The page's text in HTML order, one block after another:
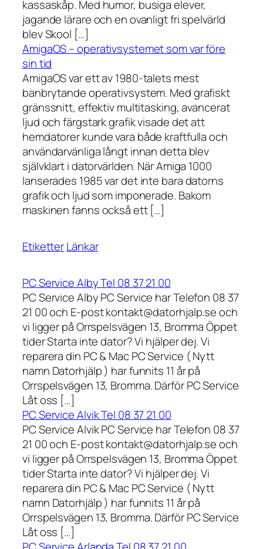
kassaskåp. Med humor, busiga elever,
jagande lärare och en ovanligt fri spelvärld
blev Skool […]
AmigaOS – operativsystemet som var före
sin tid
AmigaOS var ett av 1980-talets mest
banbrytande operativsystem. Med grafiskt
gränssnitt, effektiv multitasking, avancerat
ljud och färgstark grafik visade det att
hemdatorer kunde vara både kraftfulla och
användarvänliga långt innan detta blev
självklart i datorvärlden. När Amiga 1000
lanserades 1985 var det inte bara datorns
grafik och ljud som imponerade. Bakom
maskinen fanns också ett […]
EtiketterLänkar
PC Service Alby Tel 08 37 21 00
PC Service Alby PC Service har Telefon 08 37
21 00 och E-post kontakt@datorhjalp.se och
vi ligger på Orrspelsvägen 13, Bromma Öppet
tider Starta inte dator? Vi hjälper dej. Vi
reparera din PC & Mac PC Service ( Nytt
namn Datorhjälp ) har funnits 11 år på
Orrspelsvägen 13, Bromma. Därför PC Service
Låt oss […]
PC Service Alvik Tel 08 37 21 00
PC Service Alvik PC Service har Telefon 08 37
21 00 och E-post kontakt@datorhjalp.se och
vi ligger på Orrspelsvägen 13, Bromma Öppet
tider Starta inte dator? Vi hjälper dej. Vi
reparera din PC & Mac PC Service ( Nytt
namn Datorhjälp ) har funnits 11 år på
Orrspelsvägen 13, Bromma. Därför PC Service
Låt oss […]